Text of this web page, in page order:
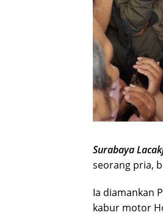
Surabaya
seorang pria,
Ia diamankan
kabur motor